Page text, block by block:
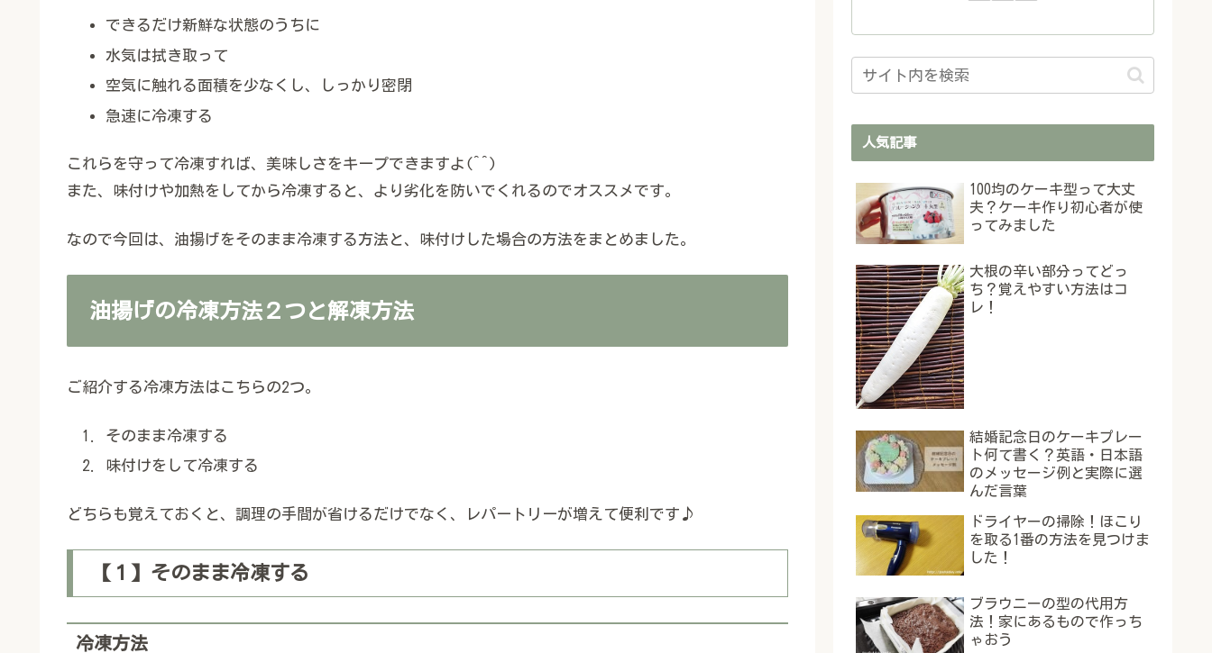
できるだけ新鮮な状態のうちに
水気は拭き取って
空気に触れる面積を少なくし、しっかり密閉
急速に冷凍する
これらを守って冷凍すれば、美味しさをキープできますよ(^^)
また、味付けや加熱をしてから冷凍すると、より劣化を防いでくれるのでオススメです。
なので今回は、油揚げをそのまま冷凍する方法と、味付けした場合の方法をまとめました。
油揚げの冷凍方法２つと解凍方法
ご紹介する冷凍方法はこちらの2つ。
そのまま冷凍する
味付けをして冷凍する
どちらも覚えておくと、調理の手間が省けるだけでなく、レパートリーが増えて便利です♪
【１】そのまま冷凍する
冷凍方法
人気記事
100均のケーキ型って大丈
夫？ケーキ作り初心者が使
ってみました
大根の辛い部分ってどっ
ち？覚えやすい方法はコ
レ！
結婚記念日のケーキプレー
ト何て書く？英語・日本語
のメッセージ例と実際に選
んだ言葉
ドライヤーの掃除！ほこり
を取る1番の方法を見つけま
した！
ブラウニーの型の代用方
法！家にあるもので作っち
ゃおう